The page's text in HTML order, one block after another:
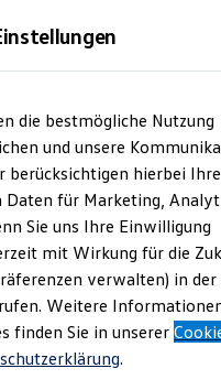
entdecken
finden
& konfigurieren
die bestmögliche Nutzung
und unsere
berücksichtigen hierbei Ihre
Daten für Marketing,
Sie uns Ihre Einwilligung
mit Wirkung für die
verwalten) in der
Weitere
finden Sie in unserer
.